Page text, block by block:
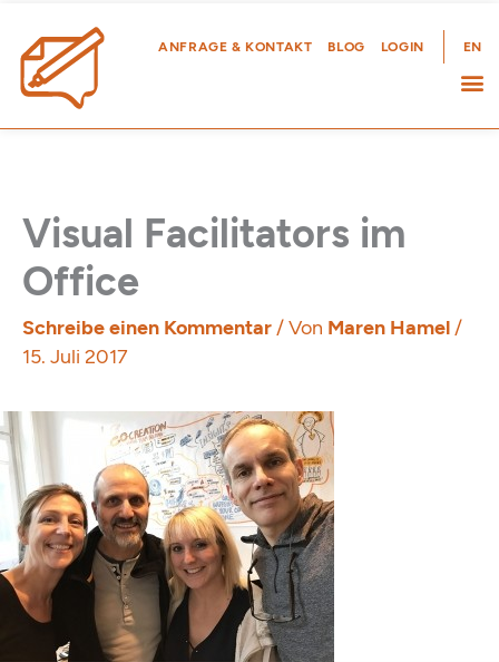
Inhalt
springen
ANFRAGE & KONTAKT BLOG LOGIN EN
Visual Facilitators im
Office
Schreibe einen Kommentar/ Von Maren Hamel/
15. Juli 2017